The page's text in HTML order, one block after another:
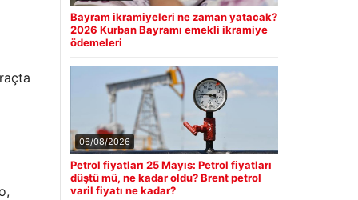
Bayram ikramiyeleri ne zaman yatacak?
2026 Kurban Bayramı emekli ikramiye
ödemeleri
06/08/2026
Petrol fiyatları 25 Mayıs: Petrol fiyatları
düştü mü, ne kadar oldu? Brent petrol
varil fiyatı ne kadar?